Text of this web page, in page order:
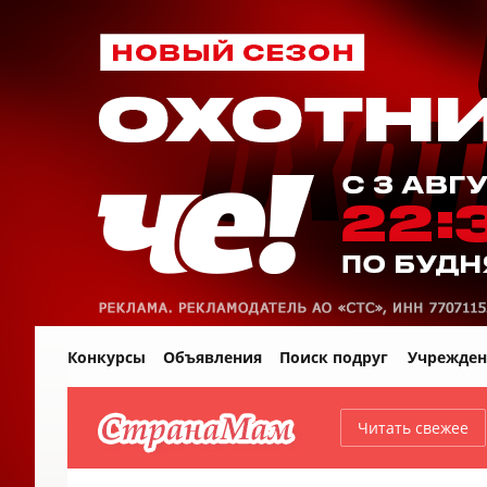
Читать свежее
Конкурсы Объявления Поиск подруг